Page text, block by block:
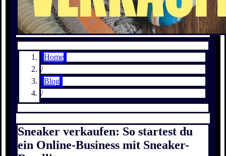
Home
/
Blog
/
Sneaker verkaufen: So startest du
ein Online-Business mit Sneaker-